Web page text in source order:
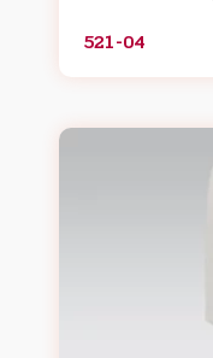
521-04